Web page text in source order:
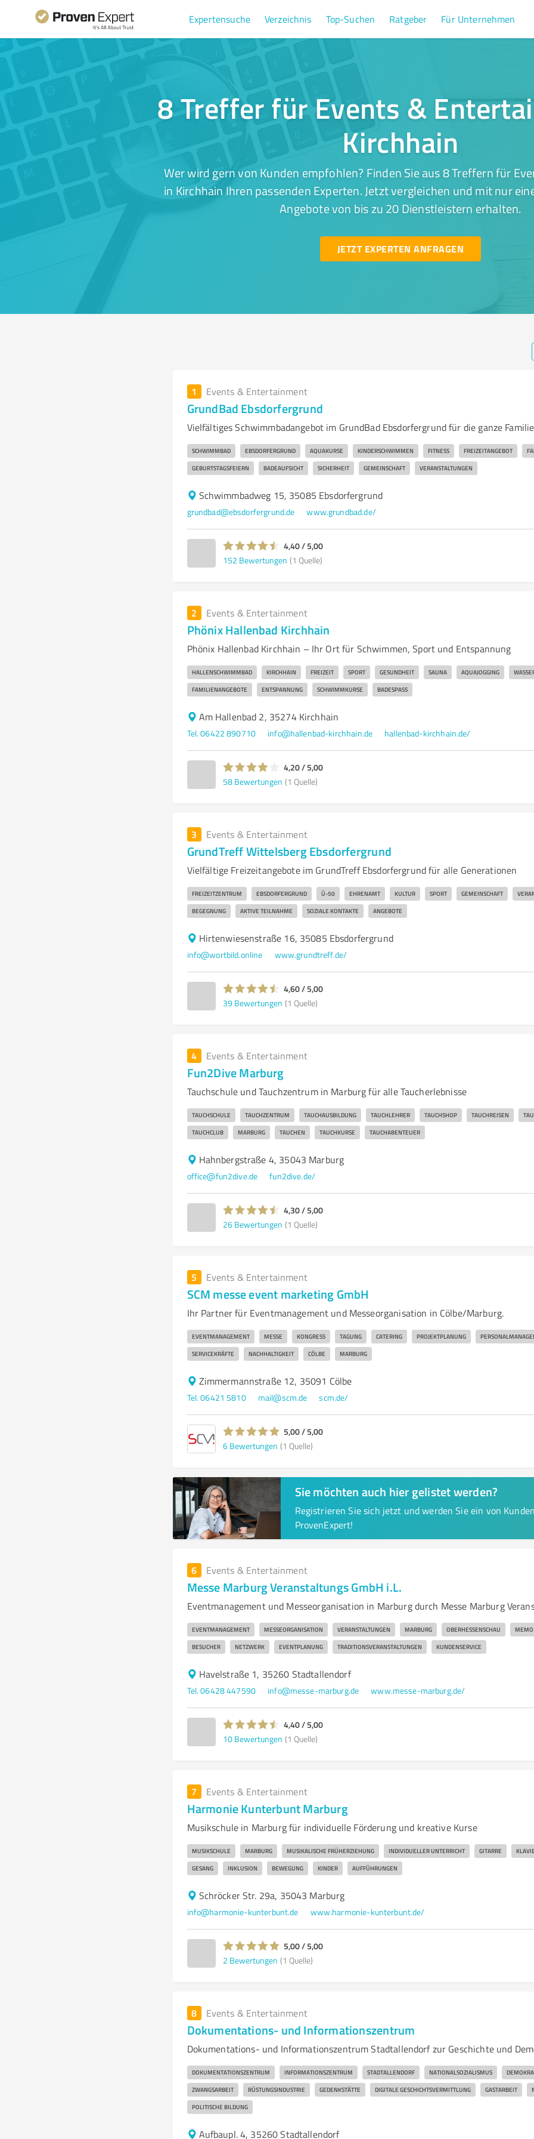
Expertensuche Verzeichnis Top-Suchen Ratgeber Für Unternehmen
8 Treffer für Events &
Kirchhain
Wer wird gern von Kunden empfohlen? Finden Sie aus 8 Treffern für
in Kirchhain Ihren passenden Experten. Jetzt vergleichen und mit nur
Angebote von bis zu 20 Dienstleistern erhalten.
JETZT EXPERTEN ANFRAGEN
1 Events & Entertainment
GrundBad Ebsdorfergrund
Vielfältiges Schwimmbadangebot im GrundBad Ebsdorfergrund für die ganze Familie
SCHWIMMBAD EBSDORFERGRUND AQUAKURSE KINDERSCHWIMMEN FITNESS FREIZEITANGEBOT
GEBURTSTAGSFEIERN BADEAUFSICHT SICHERHEIT GEMEINSCHAFT VERANSTALTUNGEN
Schwimmbadweg 15, 35085 Ebsdorfergrund
grundbad@ebsdorfergrund.de www.grundbad.de/
4,40 / 5,00
152 Bewertungen (1 Quelle)
2 Events & Entertainment
Phönix Hallenbad Kirchhain
Phönix Hallenbad Kirchhain – Ihr Ort für Schwimmen, Sport und Entspannung
HALLENSCHWIMMBAD KIRCHHAIN FREIZEIT SPORT GESUNDHEIT SAUNA AQUAJOGGING
FAMILIENANGEBOTE ENTSPANNUNG SCHWIMMKURSE BADESPASS
Am Hallenbad 2, 35274 Kirchhain
Tel. 06422 890710 info@hallenbad-kirchhain.de hallenbad-kirchhain.de/
4,20 / 5,00
58 Bewertungen (1 Quelle)
3 Events & Entertainment
GrundTreff Wittelsberg Ebsdorfergrund
Vielfältige Freizeitangebote im GrundTreff Ebsdorfergrund für alle Generationen
FREIZEITZENTRUM EBSDORFERGRUND Ü-50 EHRENAMT KULTUR SPORT GEMEINSCHAFT
BEGEGNUNG AKTIVE TEILNAHME SOZIALE KONTAKTE ANGEBOTE
Hirtenwiesenstraße 16, 35085 Ebsdorfergrund
info@wortbild.online www.grundtreff.de/
4,60 / 5,00
39 Bewertungen (1 Quelle)
4 Events & Entertainment
Fun2Dive Marburg
Tauchschule und Tauchzentrum in Marburg für alle Taucherlebnisse
TAUCHSCHULE TAUCHZENTRUM TAUCHAUSBILDUNG TAUCHLEHRER TAUCHSHOP TAUCHREISEN
TAUCHCLUB MARBURG TAUCHEN TAUCHKURSE TAUCHABENTEUER
Hahnbergstraße 4, 35043 Marburg
office@fun2dive.de fun2dive.de/
4,30 / 5,00
26 Bewertungen (1 Quelle)
5 Events & Entertainment
SCM messe event marketing GmbH
Ihr Partner für Eventmanagement und Messeorganisation in Cölbe/Marburg.
EVENTMANAGEMENT MESSE KONGRESS TAGUNG CATERING PROJEKTPLANUNG
SERVICEKRÄFTE NACHHALTIGKEIT CÖLBE MARBURG
Zimmermannstraße 12, 35091 Cölbe
Tel. 06421 5810 mail@scm.de scm.de/
5,00 / 5,00
6 Bewertungen (1 Quelle)
Sie möchten auch hier gelistet werden?
Registrieren Sie sich jetzt und werden Sie ein von
ProvenExpert!
6 Events & Entertainment
Messe Marburg Veranstaltungs GmbH i.L.
Eventmanagement und Messeorganisation in Marburg durch Messe Marburg
EVENTMANAGEMENT MESSEORGANISATION VERANSTALTUNGEN MARBURG OBERHESSENSCHAU
BESUCHER NETZWERK EVENTPLANUNG TRADITIONSVERANSTALTUNGEN KUNDENSERVICE
Havelstraße 1, 35260 Stadtallendorf
Tel. 06428 447590 info@messe-marburg.de www.messe-marburg.de/
4,40 / 5,00
10 Bewertungen (1 Quelle)
7 Events & Entertainment
Harmonie Kunterbunt Marburg
Musikschule in Marburg für individuelle Förderung und kreative Kurse
MUSIKSCHULE MARBURG MUSIKALISCHE FRÜHERZIEHUNG INDIVIDUELLER UNTERRICHT GITARRE
GESANG INKLUSION BEWEGUNG KINDER AUFFÜHRUNGEN
Schröcker Str. 29a, 35043 Marburg
info@harmonie-kunterbunt.de www.harmonie-kunterbunt.de/
5,00 / 5,00
2 Bewertungen (1 Quelle)
8 Events & Entertainment
Dokumentations- und Informationszentrum
Dokumentations- und Informationszentrum Stadtallendorf zur Geschichte und
DOKUMENTATIONSZENTRUM INFORMATIONSZENTRUM STADTALLENDORF NATIONALSOZIALISMUS
ZWANGSARBEIT RÜSTUNGSINDUSTRIE GEDENKSTÄTTE DIGITALE GESCHICHTSVERMITTLUNG GASTARBEIT
POLITISCHE BILDUNG
Aufbaupl. 4, 35260 Stadtallendorf